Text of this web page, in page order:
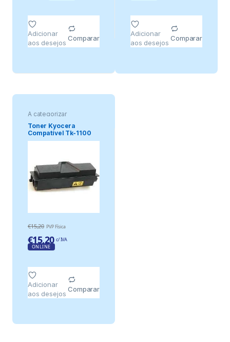
Adicionar
aos desejos
Comparar
Adicionar
aos desejos
Comparar
A categorizar
Toner Kyocera
Compatível Tk-1100
€15,20 PVP Física
€15,20 c/ IVA
ONLINE
Adicionar
aos desejos
Comparar